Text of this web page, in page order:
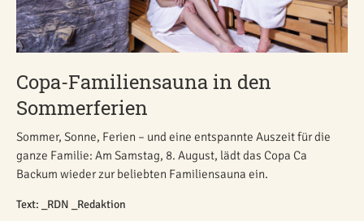
Copa-Familiensauna in den
Sommerferien
Sommer, Sonne, Ferien – und eine entspannte Auszeit für die
ganze Familie: Am Samstag, 8. August, lädt das Copa Ca
Backum wieder zur beliebten Familiensauna ein.
Text: _RDN _Redaktion